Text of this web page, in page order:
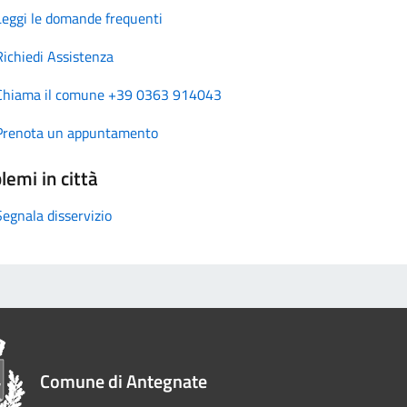
le domande frequenti
Assistenza
il comune +39 0363 914043
un appuntamento
in città
disservizio
Comune di Antegnate